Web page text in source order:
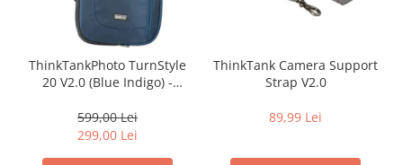
ThinkTankPhoto TurnStyle
20 V2.0 (Blue Indigo) -
bretea
599,00 Lei
299,00 Lei
ThinkTank Camera Support
Strap V2.0
89,99 Lei